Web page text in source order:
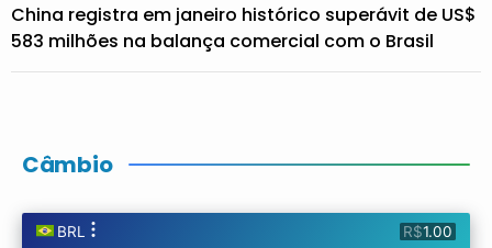
China registra em janeiro histórico superávit de US$
583 milhões na balança comercial com o Brasil
Câmbio